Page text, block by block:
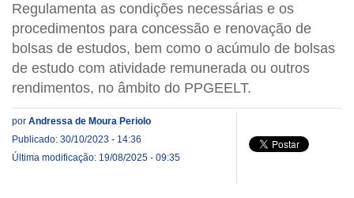
Regulamenta as condições necessárias e os
procedimentos para concessão e renovação de
bolsas de estudos, bem como o acúmulo de bolsas
de estudo com atividade remunerada ou outros
rendimentos, no âmbito do PPGEELT.
por Andressa de Moura Periolo
Publicado: 30/10/2023 - 14:36
Última modificação: 19/08/2025 - 09:35